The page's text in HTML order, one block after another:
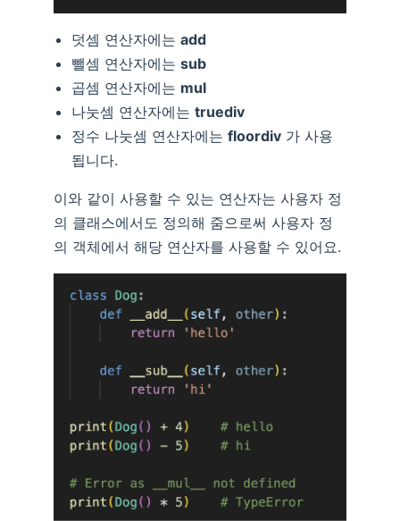
덧셈 연산자에는 add
뺄셈 연산자에는 sub
곱셈 연산자에는 mul
나눗셈 연산자에는 truediv
정수 나눗셈 연산자에는 floordiv 가 사용
됩니다.
이와 같이 사용할 수 있는 연산자는 사용자 정
의 클래스에서도 정의해 줌으로써 사용자 정
의 객체에서 해당 연산자를 사용할 수 있어요.